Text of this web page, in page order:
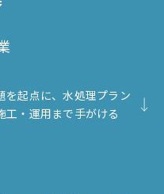
を起点に、水処理プラン
工・運用まで手がける